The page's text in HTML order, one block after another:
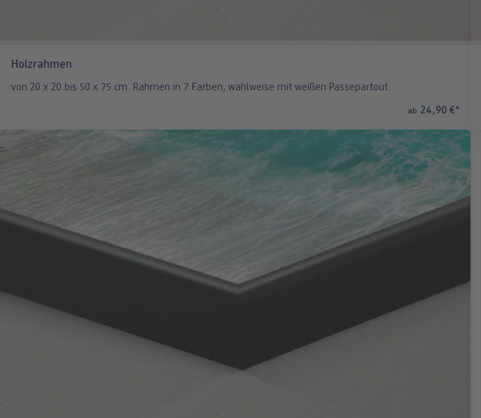
Holzrahmen
von 20 x 20 bis 50 x 75 cm. Rahmen in 7 Farben, wahlweise mit weißen Passepartout.
ab 24,90 €*